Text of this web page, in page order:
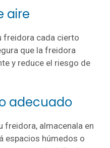
aire
freidora cada cierto
que la freidora
y reduce el riesgo de
adecuado
freidora, almacenala en
espacios húmedos o